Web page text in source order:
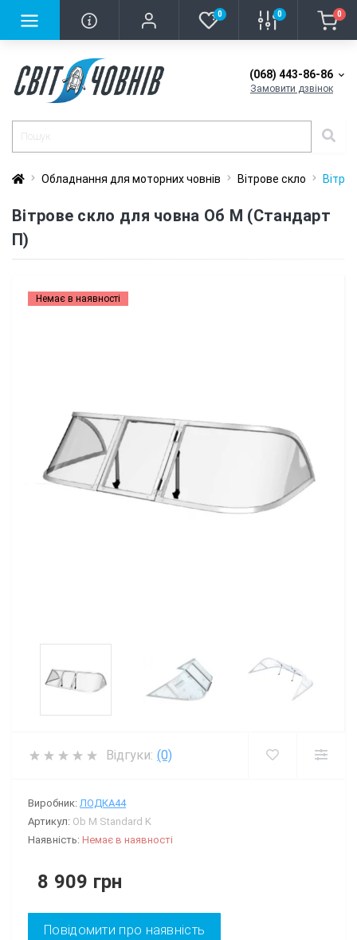
0 0 0
(068) 443-86-86
Замовити дзвінок
Обладнання для моторних човнів Вітрове скло
Вітрове скло для човна Об М (Стандарт
П)
Немає в наявності
Відгуки: (0)
Виробник: ЛОДКА44
Артикул: Ob M Standard K
Наявність: Немає в наявності
8 909 грн
Повідомити про наявність